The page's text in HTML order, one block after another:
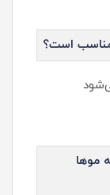
مناسب است؟
موها